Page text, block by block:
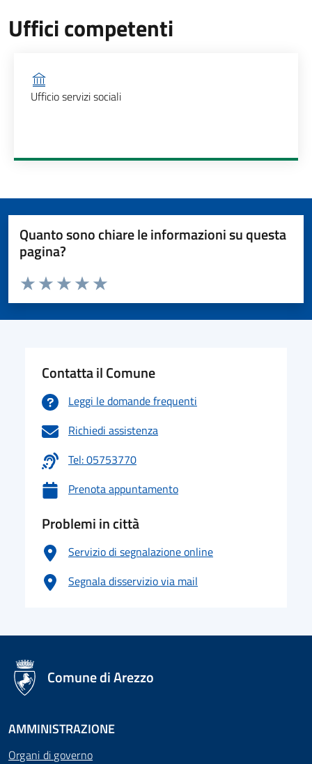
Uffici competenti
Ufficio competente
Ufficio servizi sociali
Quanto sono chiare le informazioni su questa
pagina?
Valuta da 1 a 5 stelle la pagina
Valuta 5 stelle su 5
Valuta 4 stelle su 5
Valuta 3 stelle su 5
Valuta 2 stelle su 5
Valuta 1 stelle su 5
Contatta il Comune
Leggi le domande frequenti
Richiedi assistenza
Tel: 05753770
Prenota appuntamento
Problemi in città
Servizio di segnalazione online
Segnala disservizio via mail
logo Unione Europea
Comune di Arezzo
AMMINISTRAZIONE
Organi di governo